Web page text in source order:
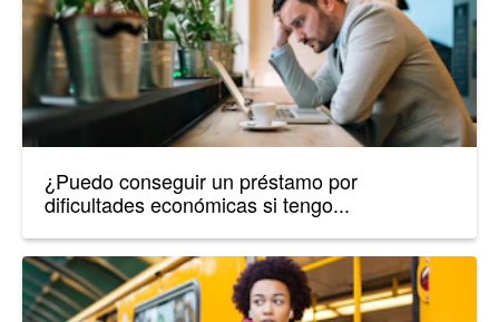
¿Puedo conseguir un préstamo por
dificultades económicas si tengo...